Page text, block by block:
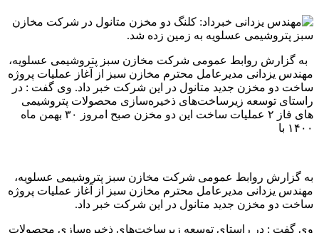
به گزارش روابط عمومى شرکت مخازن سبز پتروشیمى عسلویه،
مهندس یزدانی مدیرعامل محترم مخازن سبز از آغاز عملیات پروژه
ساخت دو مخزن جدید متانول در این شرکت خبر داد. وی گفت : در
راستای توسعه زیرساخت‌های ذخیره‌سازی محصولات پتروشیمی
هاى فاز ۲ عملیات ساخت این دو‌ مخزن صبح امروز ۳۰ بهمن ماه
۱۴۰۰ با
به گزارش روابط عمومى شرکت مخازن سبز پتروشیمى عسلویه،
مهندس یزدانی مدیرعامل محترم مخازن سبز از آغاز عملیات پروژه
ساخت دو مخزن جدید متانول در این شرکت خبر داد.
وی گفت : در راستای توسعه زیرساخت‌های ذخیره‌سازی محصولات